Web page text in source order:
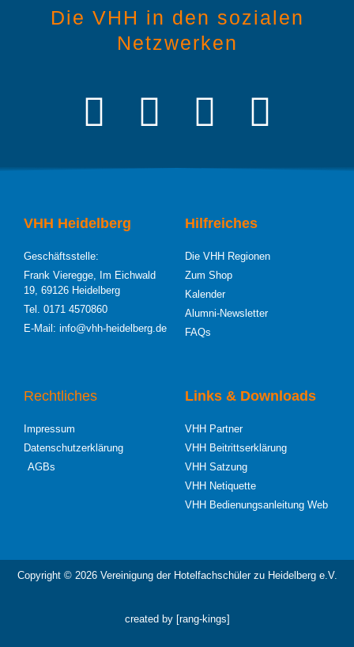
Die VHH in den sozialen
Netzwerken
VHH Heidelberg
Geschäftsstelle:
Frank Vieregge, Im Eichwald
19, 69126 Heidelberg
Tel. 0171 4570860
E-Mail: info@vhh-heidelberg.de
Hilfreiches
Die VHH Regionen
Zum Shop
Kalender
Alumni-Newsletter
FAQs
Rechtliches
Impressum
Datenschutzerklärung
AGBs
Links & Downloads
VHH Partner
VHH Beitrittserklärung
VHH Satzung
VHH Netiquette
VHH Bedienungsanleitung Web
Copyright © 2026 Vereinigung der Hotelfachschüler zu Heidelberg e.V.
created by [rang-kings]